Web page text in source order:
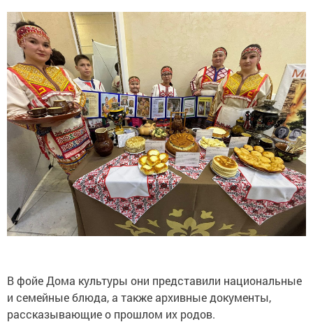
В фойе Дома культуры они представили национальные
и семейные блюда, а также архивные документы,
рассказывающие о прошлом их родов.